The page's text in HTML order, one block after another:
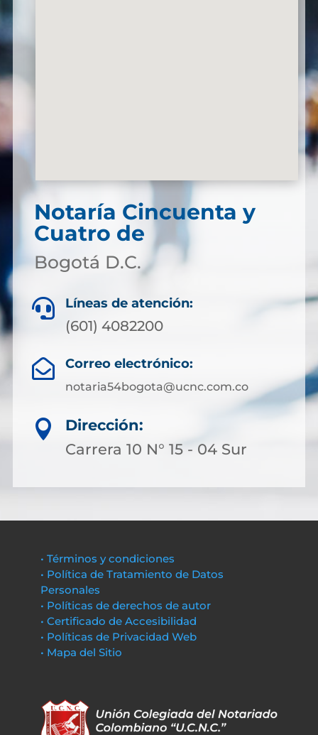
Notaría Cincuenta y
Cuatro de
Bogotá D.C.
 Líneas de atención:
(601) 4082200
 Correo electrónico:
notaria54bogota@ucnc.com.co

Dirección:
Carrera 10 N° 15 - 04 Sur
• Términos y condiciones
• Política de Tratamiento de Datos
Personales
• Políticas de derechos de autor
• Certificado de Accesibilidad
• Políticas de Privacidad Web
• Mapa del Sitio